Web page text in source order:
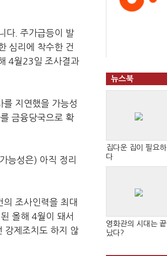
다. 주가급등이 발
심리에 착수한 건
4월23일 조사결과
를 지연했을 가능성
금융당국으로 확
능성은) 아직 정리
조사인력을 최대
올해 4월이 돼서
강제조치도 하지 않
뉴스북
집다운 집이 필요하
다
영화관의 시대는 끝
났다?